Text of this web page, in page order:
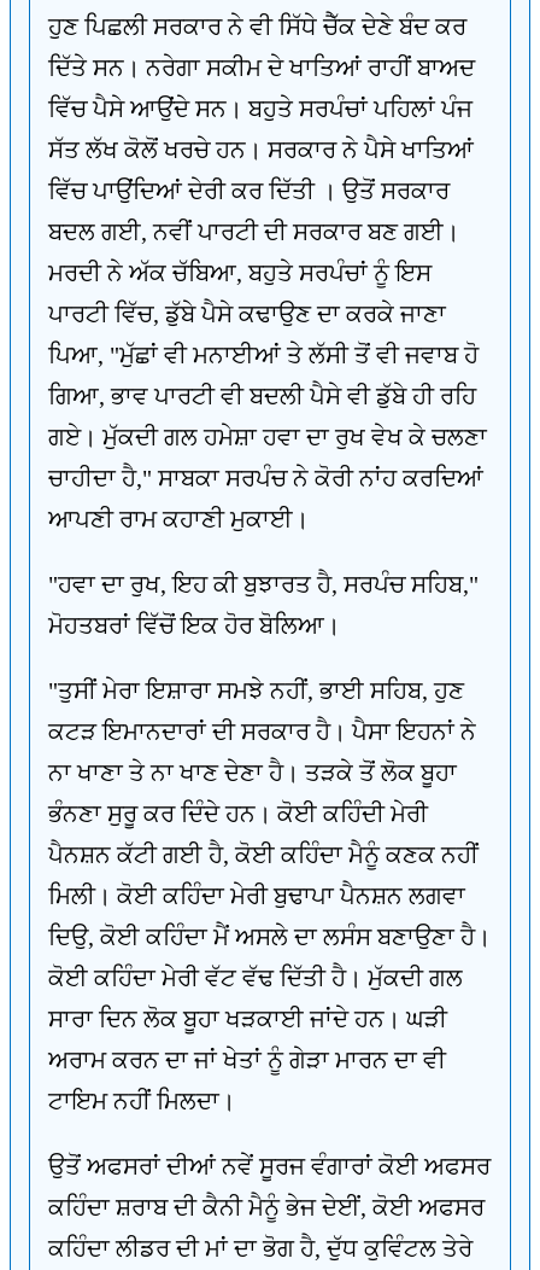
ਹੁਣ ਪਿਛਲੀ ਸਰਕਾਰ ਨੇ ਵੀ ਸਿੱਧੇ ਚੈੱਕ ਦੇਣੇ ਬੰਦ ਕਰ
ਦਿੱਤੇ ਸਨ। ਨਰੇਗਾ ਸਕੀਮ ਦੇ ਖਾਤਿਆਂ ਰਾਹੀਂ ਬਾਅਦ
ਵਿੱਚ ਪੈਸੇ ਆਉਂਦੇ ਸਨ। ਬਹੁਤੇ ਸਰਪੰਚਾਂ ਪਹਿਲਾਂ ਪੰਜ
ਸੱਤ ਲੱਖ ਕੋਲੋਂ ਖਰਚੇ ਹਨ। ਸਰਕਾਰ ਨੇ ਪੈਸੇ ਖਾਤਿਆਂ
ਵਿੱਚ ਪਾਉਂਦਿਆਂ ਦੇਰੀ ਕਰ ਦਿੱਤੀ । ਉਤੋਂ ਸਰਕਾਰ
ਬਦਲ ਗਈ, ਨਵੀਂ ਪਾਰਟੀ ਦੀ ਸਰਕਾਰ ਬਣ ਗਈ।
ਮਰਦੀ ਨੇ ਅੱਕ ਚੱਬਿਆ, ਬਹੁਤੇ ਸਰਪੰਚਾਂ ਨੂੰ ਇਸ
ਪਾਰਟੀ ਵਿੱਚ, ਡੁੱਬੇ ਪੈਸੇ ਕਢਾਉਣ ਦਾ ਕਰਕੇ ਜਾਣਾ
ਪਿਆ, "ਮੁੱਛਾਂ ਵੀ ਮਨਾਈਆਂ ਤੇ ਲੱਸੀ ਤੋਂ ਵੀ ਜਵਾਬ ਹੋ
ਗਿਆ, ਭਾਵ ਪਾਰਟੀ ਵੀ ਬਦਲੀ ਪੈਸੇ ਵੀ ਡੁੱਬੇ ਹੀ ਰਹਿ
ਗਏ। ਮੁੱਕਦੀ ਗਲ ਹਮੇਸ਼ਾ ਹਵਾ ਦਾ ਰੁਖ ਵੇਖ ਕੇ ਚਲਣਾ
ਚਾਹੀਦਾ ਹੈ," ਸਾਬਕਾ ਸਰਪੰਚ ਨੇ ਕੋਰੀ ਨਾਂਹ ਕਰਦਿਆਂ
ਆਪਣੀ ਰਾਮ ਕਹਾਣੀ ਮੁਕਾਈ।
"ਹਵਾ ਦਾ ਰੁਖ, ਇਹ ਕੀ ਬੁਝਾਰਤ ਹੈ, ਸਰਪੰਚ ਸਹਿਬ,"
ਮੋਹਤਬਰਾਂ ਵਿੱਚੋਂ ਇਕ ਹੋਰ ਬੋਲਿਆ।
"ਤੁਸੀਂ ਮੇਰਾ ਇਸ਼ਾਰਾ ਸਮਝੇ ਨਹੀਂ, ਭਾਈ ਸਹਿਬ, ਹੁਣ
ਕਟੜ ਇਮਾਨਦਾਰਾਂ ਦੀ ਸਰਕਾਰ ਹੈ। ਪੈਸਾ ਇਹਨਾਂ ਨੇ
ਨਾ ਖਾਣਾ ਤੇ ਨਾ ਖਾਣ ਦੇਣਾ ਹੈ। ਤੜਕੇ ਤੋਂ ਲੋਕ ਬੂਹਾ
ਭੰਨਣਾ ਸੁਰੂ ਕਰ ਦਿੰਦੇ ਹਨ। ਕੋਈ ਕਹਿੰਦੀ ਮੇਰੀ
ਪੈਨਸ਼ਨ ਕੱਟੀ ਗਈ ਹੈ, ਕੋਈ ਕਹਿੰਦਾ ਮੈਨੂੰ ਕਣਕ ਨਹੀਂ
ਮਿਲੀ। ਕੋਈ ਕਹਿੰਦਾ ਮੇਰੀ ਬੁਢਾਪਾ ਪੈਨਸ਼ਨ ਲਗਵਾ
ਦਿਉ, ਕੋਈ ਕਹਿੰਦਾ ਮੈਂ ਅਸਲੇ ਦਾ ਲਸੰਸ ਬਣਾਉਣਾ ਹੈ।
ਕੋਈ ਕਹਿੰਦਾ ਮੇਰੀ ਵੱਟ ਵੱਢ ਦਿੱਤੀ ਹੈ। ਮੁੱਕਦੀ ਗਲ
ਸਾਰਾ ਦਿਨ ਲੋਕ ਬੂਹਾ ਖੜਕਾਈ ਜਾਂਦੇ ਹਨ। ਘੜੀ
ਅਰਾਮ ਕਰਨ ਦਾ ਜਾਂ ਖੇਤਾਂ ਨੂੰ ਗੇੜਾ ਮਾਰਨ ਦਾ ਵੀ
ਟਾਇਮ ਨਹੀਂ ਮਿਲਦਾ।
ਉਤੋਂ ਅਫਸਰਾਂ ਦੀਆਂ ਨਵੇਂ ਸੂਰਜ ਵੰਗਾਰਾਂ ਕੋਈ ਅਫਸਰ
ਕਹਿੰਦਾ ਸ਼ਰਾਬ ਦੀ ਕੈਨੀ ਮੈਨੂੰ ਭੇਜ ਦੇਈਂ, ਕੋਈ ਅਫਸਰ
ਕਹਿੰਦਾ ਲੀਡਰ ਦੀ ਮਾਂ ਦਾ ਭੋਗ ਹੈ, ਦੁੱਧ ਕੁਵਿੰਟਲ ਤੇਰੇ